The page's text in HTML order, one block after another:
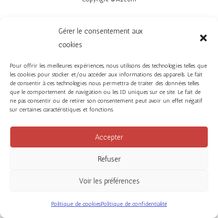
Gérer le consentement aux
cookies
Pour offrir les meilleures expériences, nous utilisons des technologies telles que
les cookies pour stocker et/ou accéder aux informations des appareils. Le fait
de consentir à ces technologies nous permettra de traiter des données telles
que le comportement de navigation ou les ID uniques sur ce site. Le fait de
ne pas consentir ou de retirer son consentement peut avoir un effet négatif
sur certaines caractéristiques et fonctions.
Accepter
Refuser
Voir les préférences
Politique de cookiesPolitique de confidentialité